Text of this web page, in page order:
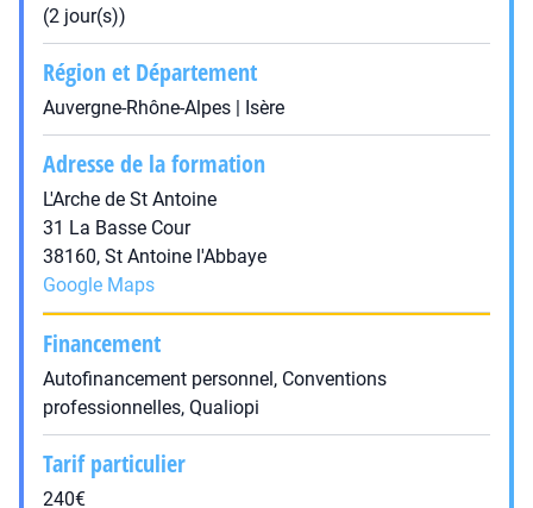
(2 jour(s))
Région et Département
Auvergne-Rhône-Alpes | Isère
Adresse de la formation
L'Arche de St Antoine
31 La Basse Cour
38160, St Antoine l'Abbaye
Google Maps
Financement
Autofinancement personnel, Conventions
professionnelles, Qualiopi
Tarif particulier
240€